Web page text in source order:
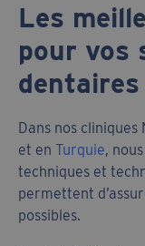
Les
pour vos
dentaires
Dans nos
et en Turquie,
techniques et
permettent
possibles.